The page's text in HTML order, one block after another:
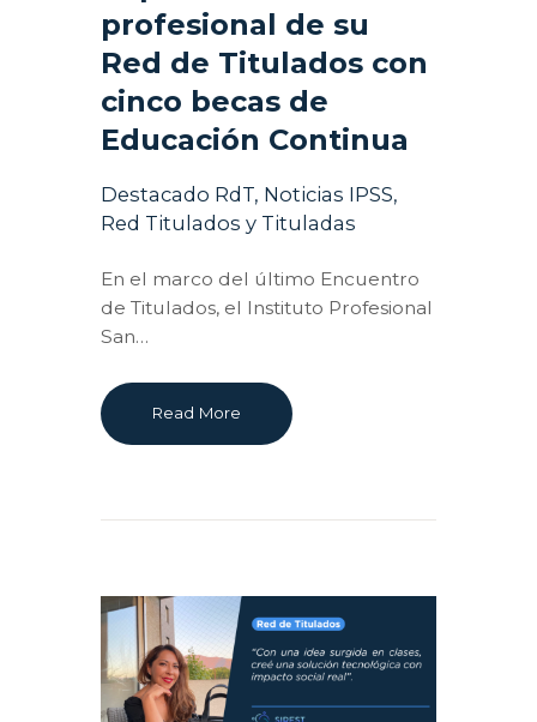
profesional de su
Red de Titulados con
cinco becas de
Educación Continua
Destacado RdT, Noticias IPSS,
Red Titulados y Tituladas
En el marco del último Encuentro
de Titulados, el Instituto Profesional
San…
Read More